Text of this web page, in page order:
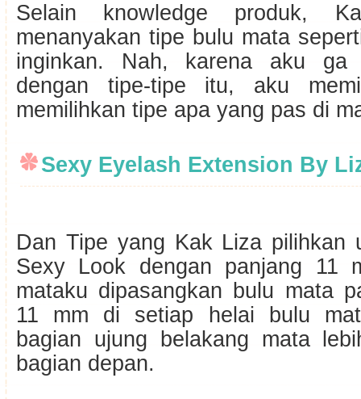
Selain knowledge produk,
menanyakan tipe bulu mata
inginkan. Nah, karena aku ga
dengan tipe-tipe itu, aku
memilihkan tipe apa yang pas di
Sexy Eyelash Extension By
Dan Tipe yang Kak Liza pilihkan
Sexy Look dengan panjang 11
mataku dipasangkan bulu mata
11 mm di setiap helai bulu
bagian ujung belakang mata
bagian depan.